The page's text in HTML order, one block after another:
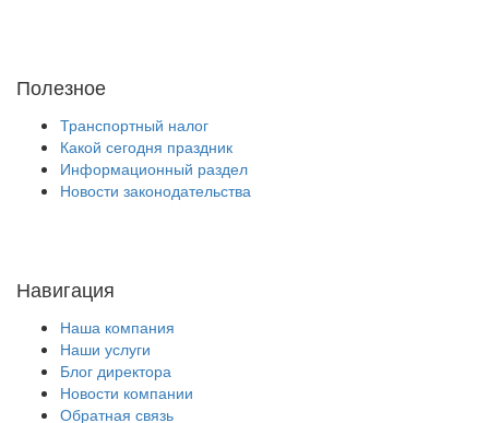
Полезное
Транспортный налог
Какой сегодня праздник
Информационный раздел
Новости законодательства
Навигация
Наша компания
Наши услуги
Блог директора
Новости компании
Обратная связь